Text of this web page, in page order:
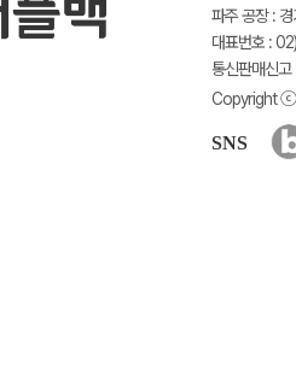
파주 공장 :
대표번호 :
통신판매신
Copyright ⓒ
SNS